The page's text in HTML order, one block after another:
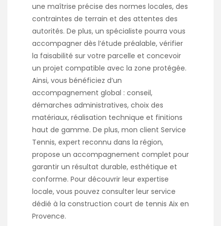
une maîtrise précise des normes locales, des
contraintes de terrain et des attentes des
autorités. De plus, un spécialiste pourra vous
accompagner dès l’étude préalable, vérifier
la faisabilité sur votre parcelle et concevoir
un projet compatible avec la zone protégée.
Ainsi, vous bénéficiez d’un
accompagnement global : conseil,
démarches administratives, choix des
matériaux, réalisation technique et finitions
haut de gamme. De plus, mon client Service
Tennis, expert reconnu dans la région,
propose un accompagnement complet pour
garantir un résultat durable, esthétique et
conforme. Pour découvrir leur expertise
locale, vous pouvez consulter leur service
dédié à la construction court de tennis Aix en
Provence.